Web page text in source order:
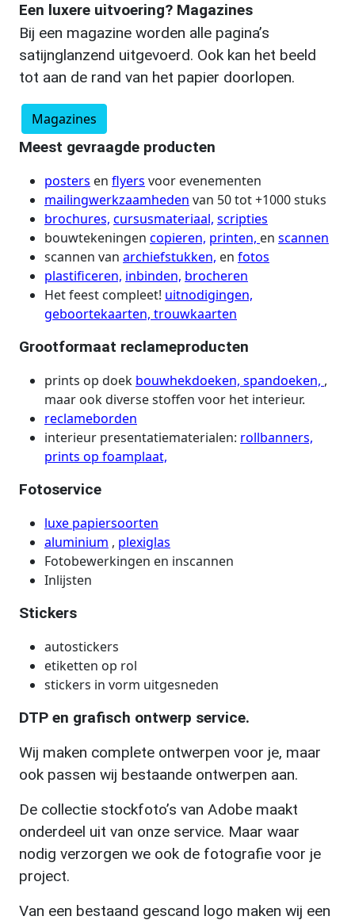
Een luxere uitvoering? Magazines
Bij een magazine worden alle pagina’s
satijnglanzend uitgevoerd. Ook kan het beeld
tot aan de rand van het papier doorlopen.
Magazines
Meest gevraagde producten
posters en flyers voor evenementen
mailingwerkzaamheden van 50 tot +1000 stuks
brochures, cursusmateriaal, scripties
bouwtekeningen copieren, printen, en scannen
scannen van archiefstukken, en fotos
plastificeren, inbinden, brocheren
Het feest compleet! uitnodigingen,
geboortekaarten, trouwkaarten
Grootformaat reclameproducten
prints op doek bouwhekdoeken, spandoeken, ,
maar ook diverse stoffen voor het interieur.
reclameborden
interieur presentatiematerialen: rollbanners,
prints op foamplaat,
Fotoservice
luxe papiersoorten
aluminium , plexiglas
Fotobewerkingen en inscannen
Inlijsten
Stickers
autostickers
etiketten op rol
stickers in vorm uitgesneden
DTP en grafisch ontwerp service.
Wij maken complete ontwerpen voor je, maar
ook passen wij bestaande ontwerpen aan.
De collectie stockfoto’s van Adobe maakt
onderdeel uit van onze service. Maar waar
nodig verzorgen we ook de fotografie voor je
project.
Van een bestaand gescand logo maken wij een